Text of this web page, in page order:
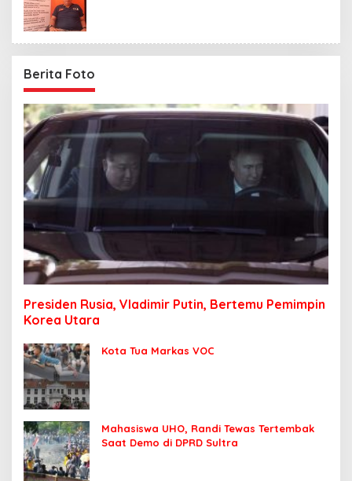
Berita Foto
Presiden Rusia, Vladimir Putin, Bertemu Pemimpin
Korea Utara
Kota Tua Markas VOC
Mahasiswa UHO, Randi Tewas Tertembak
Saat Demo di DPRD Sultra